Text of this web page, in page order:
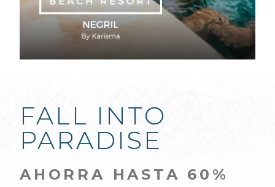
FALL INTO
PARADISE
AHORRA HASTA 60%